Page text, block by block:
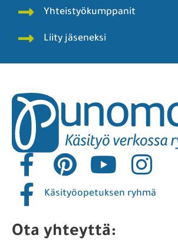
Yhteistyökumppanit
Liity jäseneksi
Käsityöopetuksen ryhmä
Ota yhteyttä: